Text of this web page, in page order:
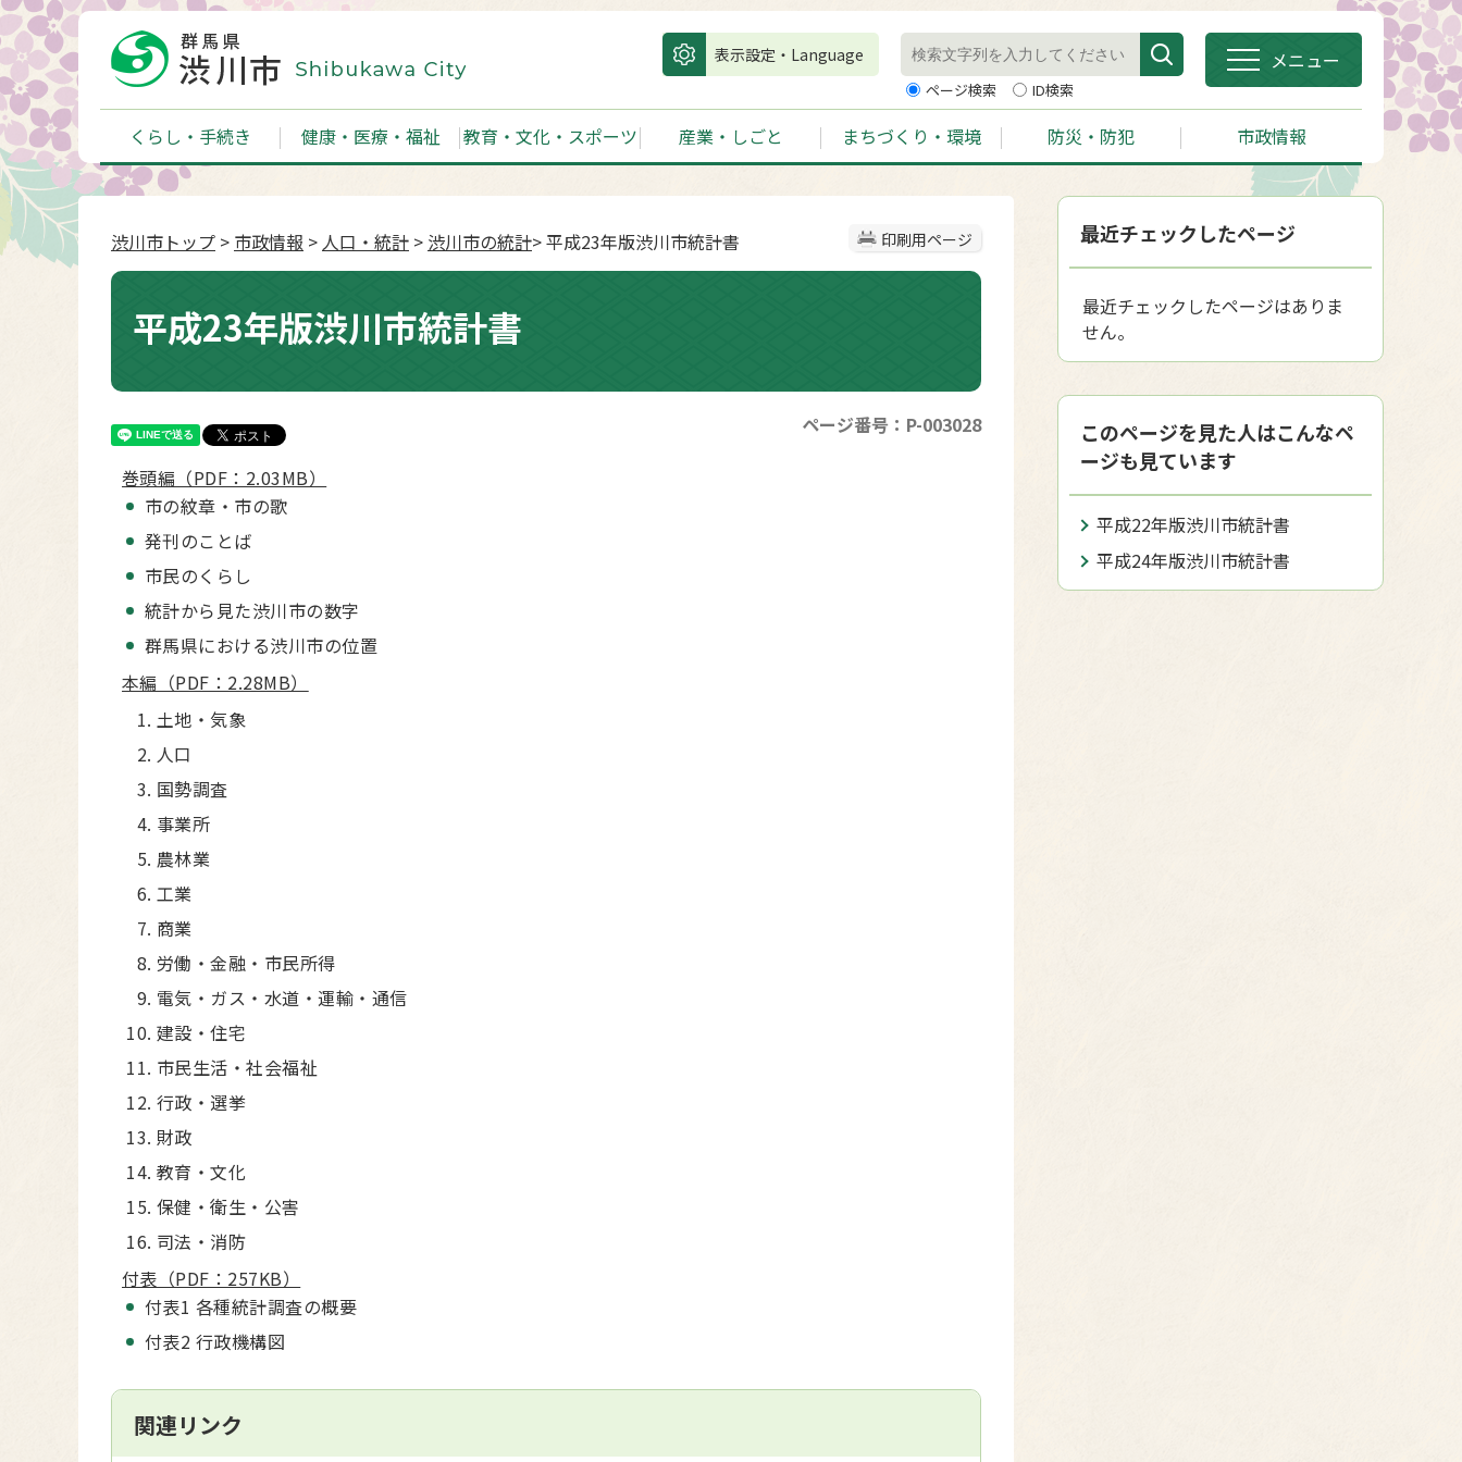
表示設定・Language
ページ検索 ID検索
メニュー
くらし・手続き 健康・医療・福祉 教育・文化・スポーツ 産業・しごと まちづくり・環境 防災・防犯 市政情報
印刷用ページ
渋川市トップ > 市政情報 > 人口・統計 > 渋川市の統計> 平成23年版渋川市統計書
平成23年版渋川市統計書
ページ番号：P-003028
巻頭編（PDF：2.03MB）
市の紋章・市の歌
発刊のことば
市民のくらし
統計から見た渋川市の数字
群馬県における渋川市の位置
本編（PDF：2.28MB）
土地・気象
人口
国勢調査
事業所
農林業
工業
商業
労働・金融・市民所得
電気・ガス・水道・運輸・通信
建設・住宅
市民生活・社会福祉
行政・選挙
財政
教育・文化
保健・衛生・公害
司法・消防
付表（PDF：257KB）
付表1 各種統計調査の概要
付表2 行政機構図
関連リンク
最近チェックしたページ
最近チェックしたページはありま
せん。
このページを見た人はこんなペ
ージも見ています
平成22年版渋川市統計書
平成24年版渋川市統計書